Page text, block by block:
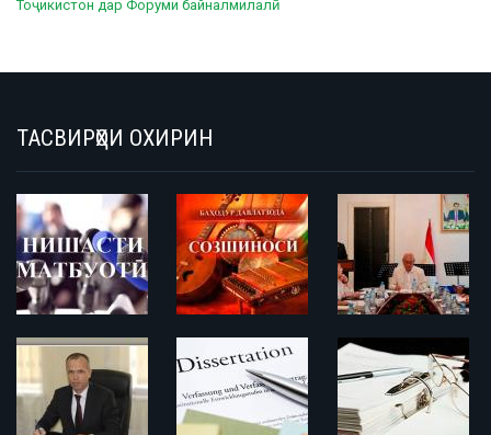
Тоҷикистон дар Форуми байналмилалӣ
ТАСВИРҲОИ ОХИРИН